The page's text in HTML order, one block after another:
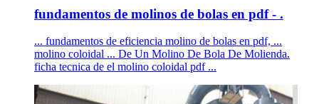
fundamentos de molinos de bolas en pdf - .
... fundamentos de eficiencia molino de bolas en pdf, ...
molino coloidal ... De Un Molino De Bola De Molienda.
ficha tecnica de el molino coloidal pdf ...